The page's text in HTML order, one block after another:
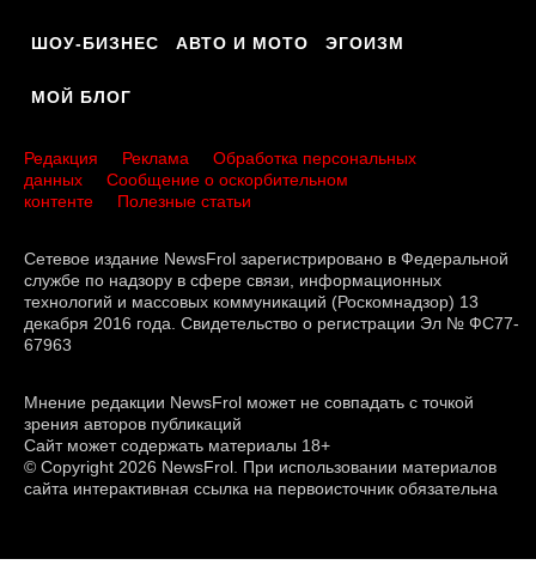
ШОУ-БИЗНЕС АВТО И МОТО ЭГОИЗМ
МОЙ БЛОГ
Редакция Реклама
Обработка персональных
данных
Сообщение о оскорбительном
контенте
Полезные статьи
Сетевое издание NewsFrol зарегистрировано в Федеральной
службе по надзору в сфере связи, информационных
технологий и массовых коммуникаций (Роскомнадзор) 13
декабря 2016 года. Свидетельство о регистрации Эл № ФС77-
67963
Мнение редакции NewsFrol может не совпадать с точкой
зрения авторов публикаций
Сайт может содержать материалы 18+
© Copyright 2026 NewsFrol. При использовании материалов
сайта интерактивная ссылка на первоисточник обязательна